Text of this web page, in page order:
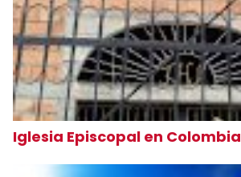
Iglesia Episcopal en Colombia